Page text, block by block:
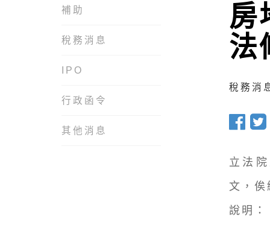
補助
稅務消息
IPO
行政函令
其他消息
房
法
稅務消
立法
文，
說明：